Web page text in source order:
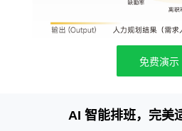
免费演示
AI 智能排班，完美